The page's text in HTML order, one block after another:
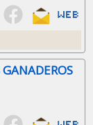
GANADEROS